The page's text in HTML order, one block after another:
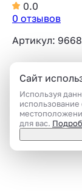
0.0
0 отзывов
Артикул:
Сайт
Используя
для вас.